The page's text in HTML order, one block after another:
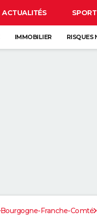
ACTUALITÉS SPORT
IMMOBILIER RISQUES
Bourgogne-Franche-Comté